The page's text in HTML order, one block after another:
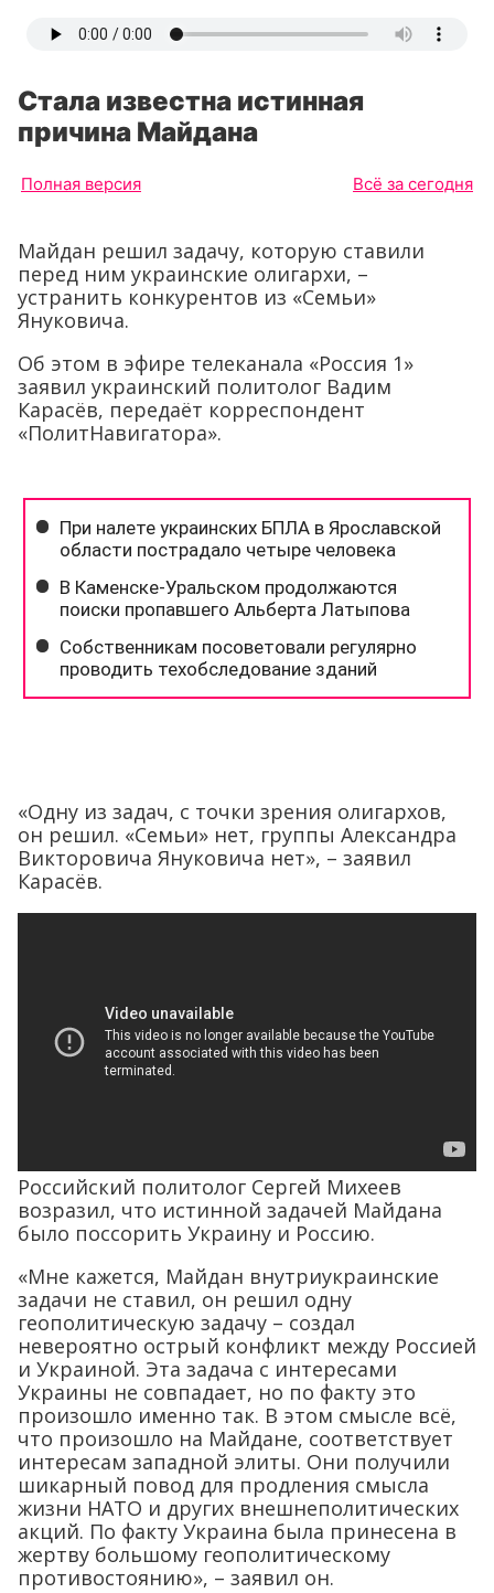
Стала известна истинная
причина Майдана
Полная версия Всё за сегодня
Майдан решил задачу, которую ставили
перед ним украинские олигархи, –
устранить конкурентов из «Семьи»
Януковича.
Об этом в эфире телеканала «Россия 1»
заявил украинский политолог Вадим
Карасёв, передаёт корреспондент
«ПолитНавигатора».
«Одну из задач, с точки зрения олигархов,
он решил. «Семьи» нет, группы Александра
Викторовича Януковича нет», – заявил
Карасёв.
Российский политолог Сергей Михеев
возразил, что истинной задачей Майдана
было поссорить Украину и Россию.
«Мне кажется, Майдан внутриукраинские
задачи не ставил, он решил одну
геополитическую задачу – создал
невероятно острый конфликт между Россией
и Украиной. Эта задача с интересами
Украины не совпадает, но по факту это
произошло именно так. В этом смысле всё,
что произошло на Майдане, соответствует
интересам западной элиты. Они получили
шикарный повод для продления смысла
жизни НАТО и других внешнеполитических
акций. По факту Украина была принесена в
жертву большому геополитическому
противостоянию», – заявил он.